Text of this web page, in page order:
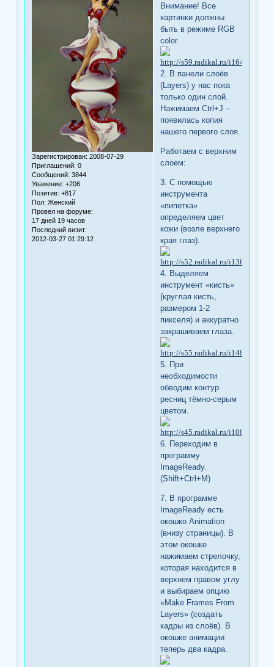
Зарегистрирован: 2008-07-29
Приглашений: 0
Сообщений: 3844
Уважение: +206
Позитив: +817
Пол: Женский
Провел на форуме:
17 дней 19 часов
Последний визит:
2012-03-27 01:29:12
Внимание! Все
картинки должны
быть в режиме RGB
color.
2. В панели слоёв
(Layers) у нас пока
только один слой.
Нажимаем Ctrl+J –
появилась копия
нашего первого слоя.
Работаем с верхним
слоем:
3. С помощью
инструмента
«пипетка»
определяем цвет
кожи (возле верхнего
края глаз).
4. Выделяем
инструмент «кисть»
(круглая кисть,
размером 1-2
пикселя) и аккуратно
закрашиваем глаза.
5. При
необходимости
обводим контур
ресниц тёмно-серым
цветом.
6. Переходим в
программу
ImageReady.
(Shift+Ctrl+M)
7. В программе
ImageReady есть
окошко Animation
(внизу страницы). В
этом окошке
нажимаем стрелочку,
которая находится в
верхнем правом углу
и выбираем опцию
«Make Frames From
Layers» (создать
кадры из слоёв). В
окошке анимации
теперь два кадра.